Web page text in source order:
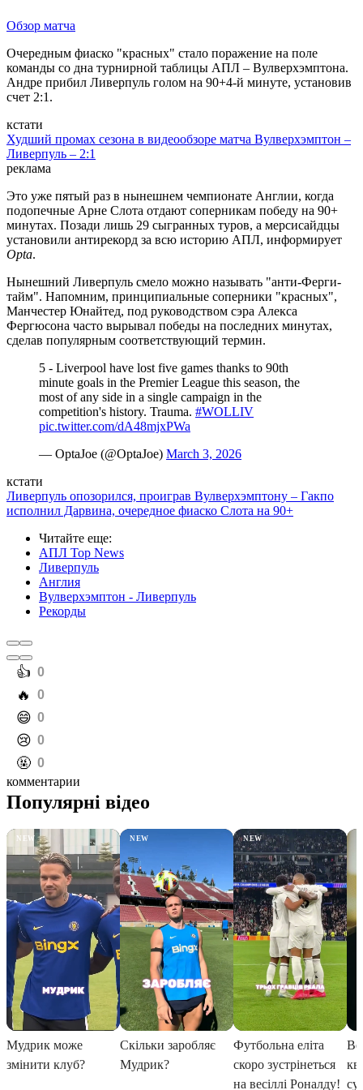
Обзор матча
Очередным фиаско "красных" стало поражение на поле
команды со дна турнирной таблицы АПЛ – Вулверхэмптона.
Андре прибил Ливерпуль голом на 90+4-й минуте, установив
счет 2:1.
кстати
Худший промах сезона в видеообзоре матча Вулверхэмптон –
Ливерпуль – 2:1
реклама
Это уже пятый раз в нынешнем чемпионате Англии, когда
подопечные Арне Слота отдают соперникам победу на 90+
минутах. Позади лишь 29 сыгранных туров, а мерсисайдцы
установили антирекорд за всю историю АПЛ, информирует
Opta.
Нынешний Ливерпуль смело можно называть "анти-Ферги-
тайм". Напомним, принципиальные соперники "красных",
Манчестер Юнайтед, под руководством сэра Алекса
Фергюсона часто вырывал победы на последних минутах,
сделав популярным соответствующий термин.
5 - Liverpool have lost five games thanks to 90th
minute goals in the Premier League this season, the
most of any side in a single campaign in the
competition's history. Trauma. #WOLLIV
pic.twitter.com/dA48mjxPWa
— OptaJoe (@OptaJoe) March 3, 2026
кстати
Ливерпуль опозорился, проиграв Вулверхэмптону – Гакпо
исполнил Дарвина, очередное фиаско Слота на 90+
Читайте еще:
АПЛ Top News
Ливерпуль
Англия
Вулверхэмптон - Ливерпуль
Рекорды
️👍 0
️🔥 0
️😄 0
️😢 0
️🤬 0
комментарии